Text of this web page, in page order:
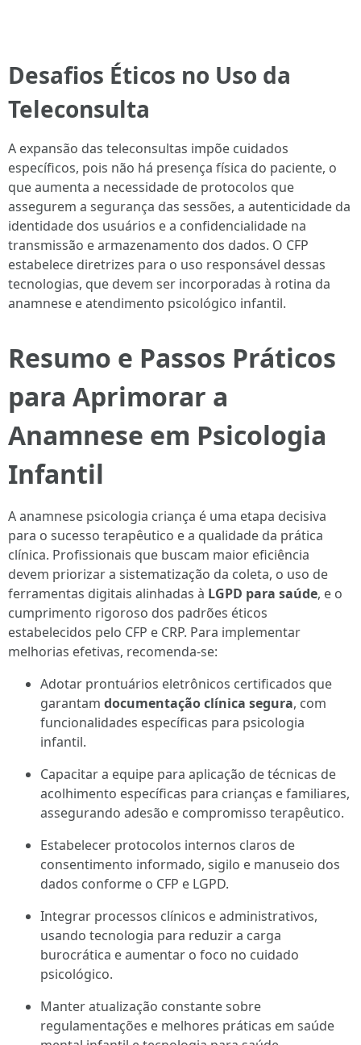
Desafios Éticos no Uso da
Teleconsulta
A expansão das teleconsultas impõe cuidados
específicos, pois não há presença física do paciente, o
que aumenta a necessidade de protocolos que
assegurem a segurança das sessões, a autenticidade da
identidade dos usuários e a confidencialidade na
transmissão e armazenamento dos dados. O CFP
estabelece diretrizes para o uso responsável dessas
tecnologias, que devem ser incorporadas à rotina da
anamnese e atendimento psicológico infantil.
Resumo e Passos Práticos
para Aprimorar a
Anamnese em Psicologia
Infantil
A anamnese psicologia criança é uma etapa decisiva
para o sucesso terapêutico e a qualidade da prática
clínica. Profissionais que buscam maior eficiência
devem priorizar a sistematização da coleta, o uso de
ferramentas digitais alinhadas à LGPD para saúde, e o
cumprimento rigoroso dos padrões éticos
estabelecidos pelo CFP e CRP. Para implementar
melhorias efetivas, recomenda-se:
Adotar prontuários eletrônicos certificados que
garantam documentação clínica segura, com
funcionalidades específicas para psicologia
infantil.
Capacitar a equipe para aplicação de técnicas de
acolhimento específicas para crianças e familiares,
assegurando adesão e compromisso terapêutico.
Estabelecer protocolos internos claros de
consentimento informado, sigilo e manuseio dos
dados conforme o CFP e LGPD.
Integrar processos clínicos e administrativos,
usando tecnologia para reduzir a carga
burocrática e aumentar o foco no cuidado
psicológico.
Manter atualização constante sobre
regulamentações e melhores práticas em saúde